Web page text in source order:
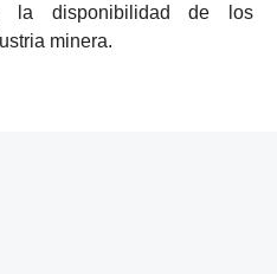
la disponibilidad de los
minera.